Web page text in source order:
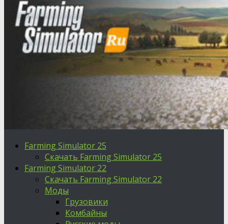
Farming Simulator 25
Скачать Farming Simulator 25
Farming Simulator 22
Скачать Farming Simulator 22
Моды
Грузовики
Комбайны